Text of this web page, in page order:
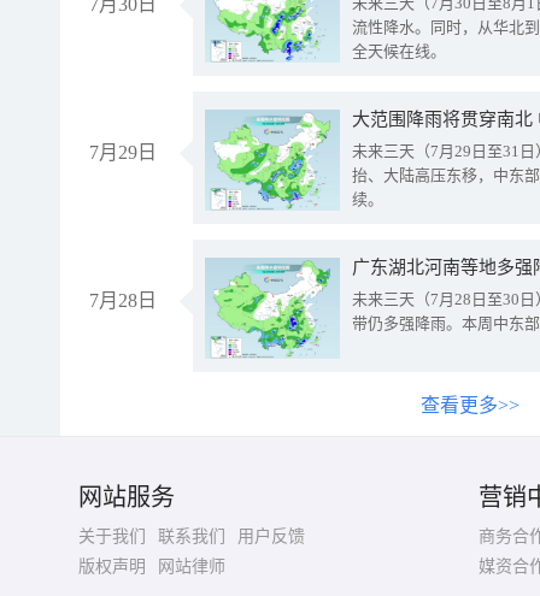
7月30日
流性降水。同时，从华北
全天候在线。
7月29日
大范围降雨将贯穿南
未来三天（7月29日至31
抬、大陆高压东移，中东
续。
7月28日
广东湖北河南等地多
未来三天（7月28日至30
带仍多强降雨。本周中东
查看更多>>
网站服务
关于我们 联系我们
用户反馈
版权声明
网站律师
营销
商务合
媒资合